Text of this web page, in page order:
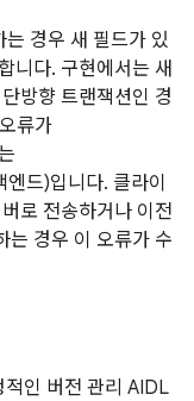
경우 새 필드가 있
니다. 구현에서는 새
방향 트랜잭션인 경
류가
드)입니다. 클라이
로 전송하거나 이전
는 경우 이 오류가 수
인 버전 관리 AIDL